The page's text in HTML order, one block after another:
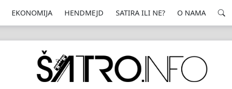
EKONOMIJA HENDMEJD SATIRA ILI NE? O NAMA